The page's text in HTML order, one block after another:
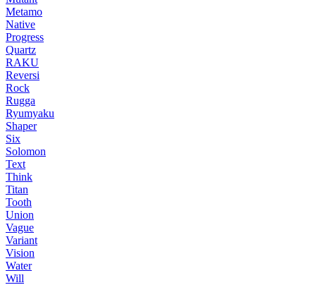
Metamo
Native
Progress
Quartz
RAKU
Reversi
Rock
Rugga
Ryumyaku
Shaper
Six
Solomon
Text
Think
Titan
Tooth
Union
Vague
Variant
Vision
Water
Will